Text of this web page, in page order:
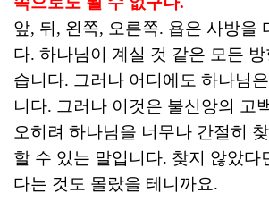
앞, 뒤, 왼쪽, 오른쪽. 욥은 사방을
다. 하나님이 계실 것 같은 모든
습니다. 그러나 어디에도 하나님
니다. 그러나 이것은 불신앙의 고
오히려 하나님을 너무나 간절히
할 수 있는 말입니다. 찾지 않았다
다는 것도 몰랐을 테니까요.